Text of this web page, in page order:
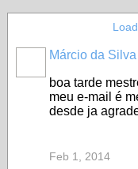
Márcio da
boa tarde
meu e-mail é
desde ja
Feb 1, 2014